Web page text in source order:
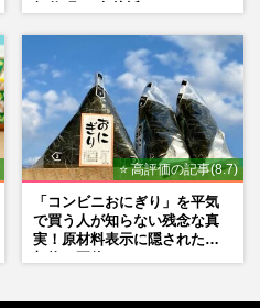
⭐ 高評価の記事(8.7)
「コンビニおにぎり」を平気
で買う人が知らない残念な真
実！原材料表示に隠された添